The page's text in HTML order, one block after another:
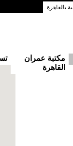
بالقاهرة
مكتبة عمران
القاهرة